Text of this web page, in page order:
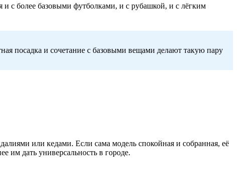
с более базовыми футболками, и с рубашкой, и с лёгким
посадка и сочетание с базовыми вещами делают такую пару
или кедами. Если сама модель спокойная и собранная, её
им дать универсальность в городе.